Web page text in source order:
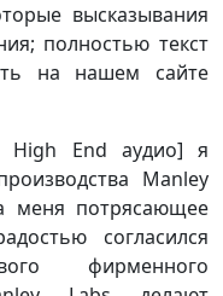
высказывания
полностью текст
на нашем сайте
High End аудио] я
Manley
меня потрясающее
согласился
фирменного